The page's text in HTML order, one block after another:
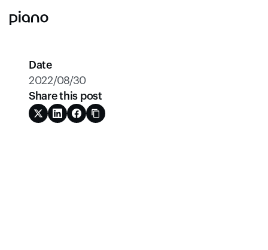
Date
2022/08/30
Share this post